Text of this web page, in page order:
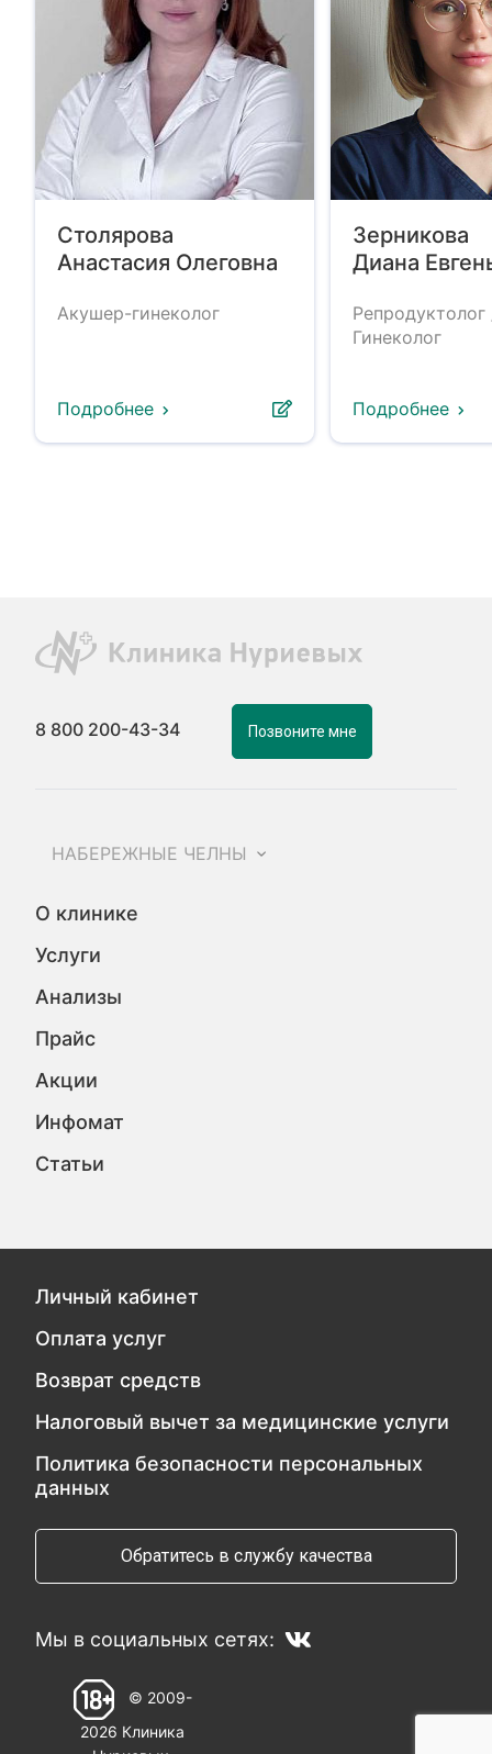
Столярова
Анастасия Олеговна
Акушер-гинеколог
Подробнее
Зерникова
Диана
Репродуктолог
Гинеколог
Подробнее
8 800 200-43-34 Позвоните мне
НАБЕРЕЖНЫЕ ЧЕЛНЫ
О клинике
Услуги
Анализы
Прайс
Акции
Инфомат
Статьи
Личный кабинет
Оплата услуг
Возврат средств
Налоговый вычет за медицинские услуги
Политика безопасности персональных
данных
Обратитесь в службу качества
Мы в социальных сетях:
© 2009-
2026 Клиника